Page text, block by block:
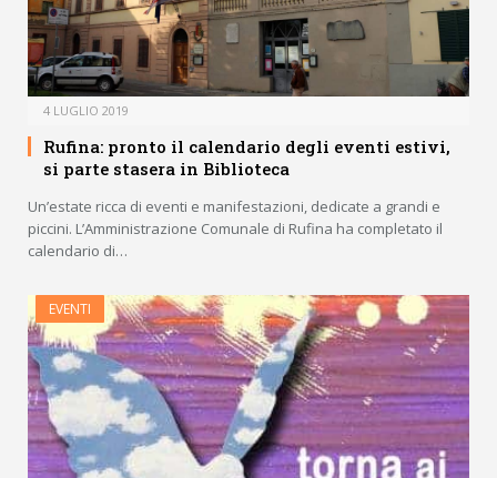
4 LUGLIO 2019
Rufina: pronto il calendario degli eventi estivi,
si parte stasera in Biblioteca
Un’estate ricca di eventi e manifestazioni, dedicate a grandi e
piccini. L’Amministrazione Comunale di Rufina ha completato il
calendario di…
EVENTI